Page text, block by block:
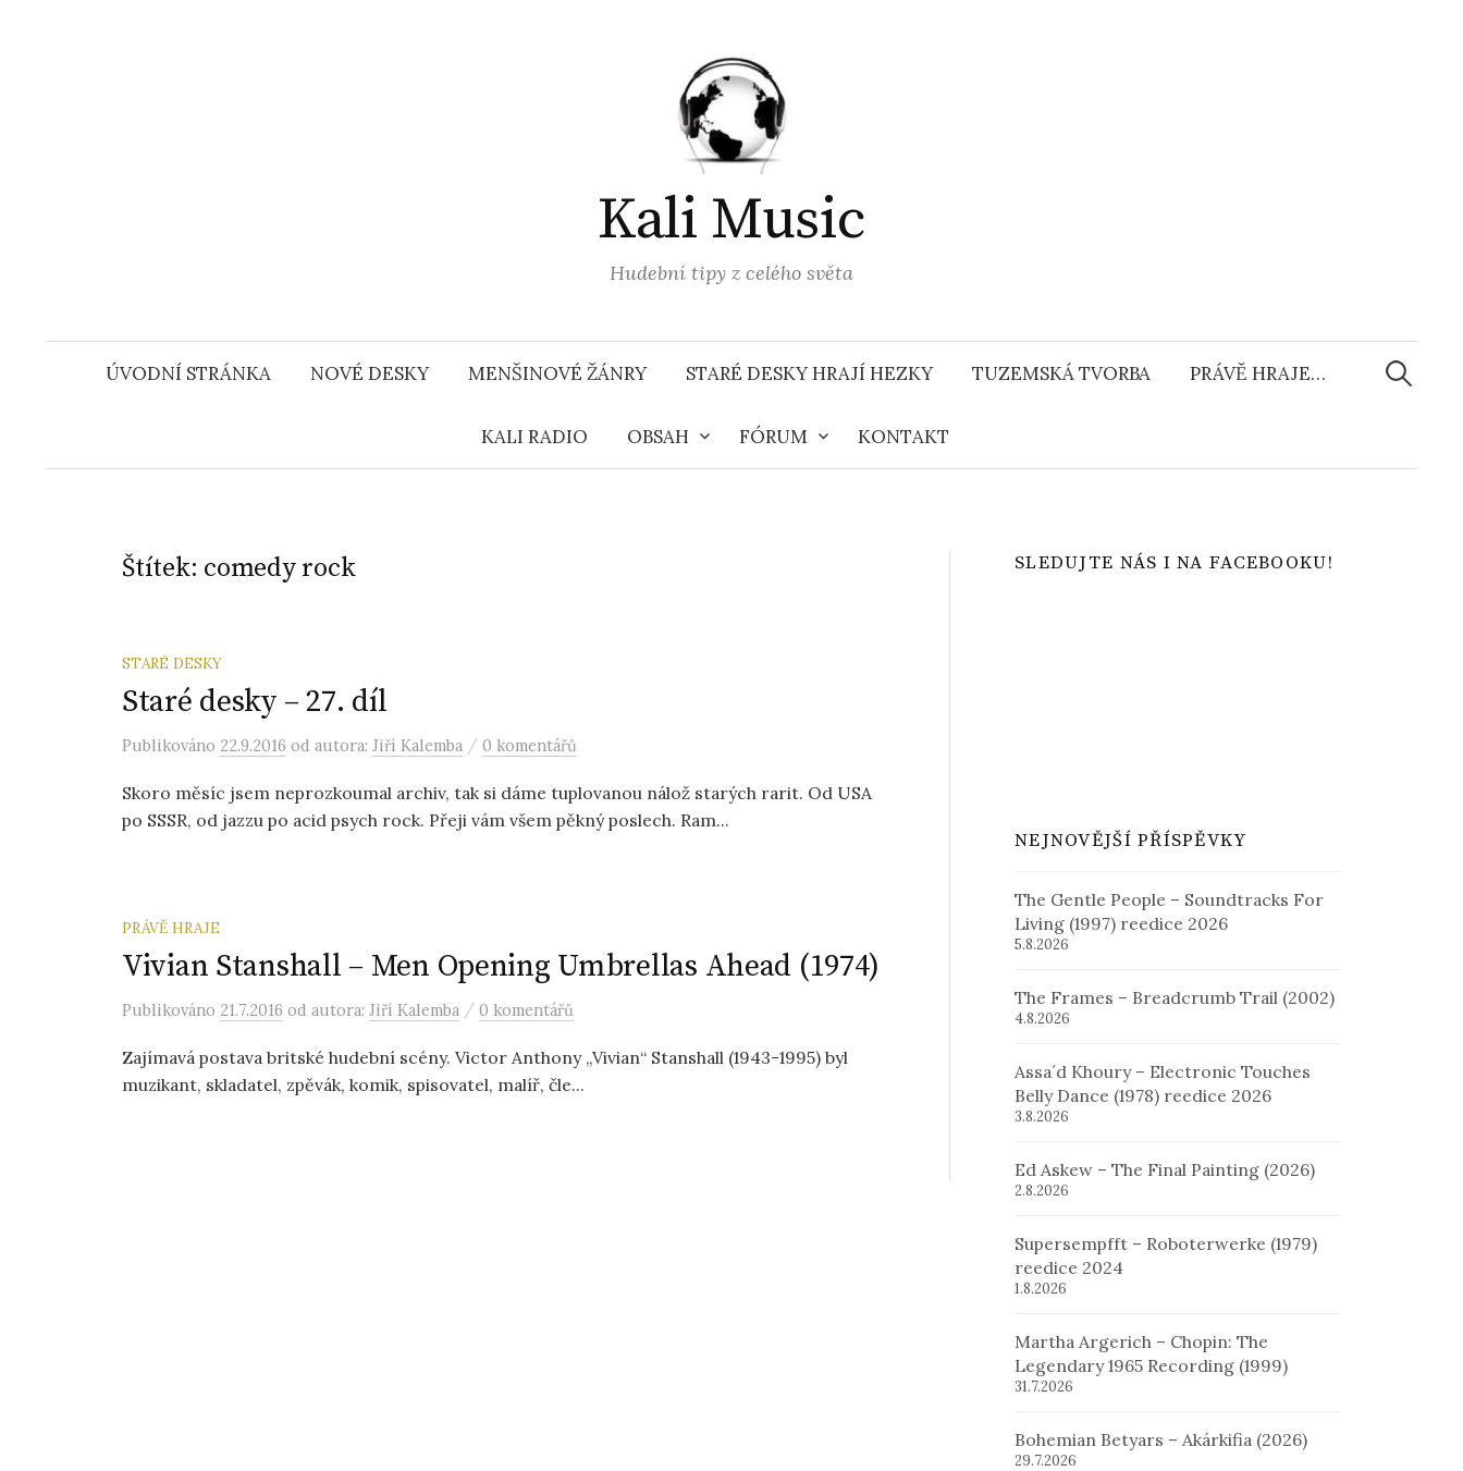
Kali Music
Hudební tipy z celého světa
ÚVODNÍ STRÁNKA NOVÉ DESKY MENŠINOVÉ ŽÁNRY STARÉ DESKY HRAJÍ HEZKY TUZEMSKÁ TVORBA PRÁVĚ HRAJE…
KALI RADIO OBSAH FÓRUM KONTAKT
Štítek: comedy rock
STARÉ DESKY
Staré desky – 27. díl
Publikováno 22.9.2016 od autora: Jiří Kalemba / 0 komentářů
Skoro měsíc jsem neprozkoumal archiv, tak si dáme tuplovanou nálož starých rarit. Od USA
po SSSR, od jazzu po acid psych rock. Přeji vám všem pěkný poslech. Ram...
PRÁVĚ HRAJE
Vivian Stanshall – Men Opening Umbrellas Ahead (1974)
Publikováno 21.7.2016 od autora: Jiří Kalemba / 0 komentářů
Zajímavá postava britské hudební scény. Victor Anthony „Vivian“ Stanshall (1943-1995) byl
muzikant, skladatel, zpěvák, komik, spisovatel, malíř, čle...
SLEDUJTE NÁS I NA FACEBOOKU!
NEJNOVĚJŠÍ PŘÍSPĚVKY
The Gentle People – Soundtracks For
Living (1997) reedice 2026
5.8.2026
The Frames – Breadcrumb Trail (2002)
4.8.2026
Assa´d Khoury – Electronic Touches
Belly Dance (1978) reedice 2026
3.8.2026
Ed Askew – The Final Painting (2026)
2.8.2026
Supersempfft – Roboterwerke (1979)
reedice 2024
1.8.2026
Martha Argerich – Chopin: The
Legendary 1965 Recording (1999)
31.7.2026
Bohemian Betyars – Akárkifia (2026)
29.7.2026